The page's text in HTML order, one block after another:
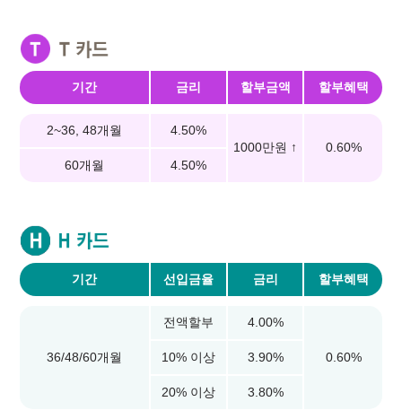
기간 금리 할부금액 할부혜택
2~36, 48개월
4.50%
1000만원 ↑
0.60%
60개월
4.50%
기간 선입금율 금리 할부혜택
36/48/60개월
전액할부 4.00%
0.60%
10% 이상 3.90%
20% 이상 3.80%